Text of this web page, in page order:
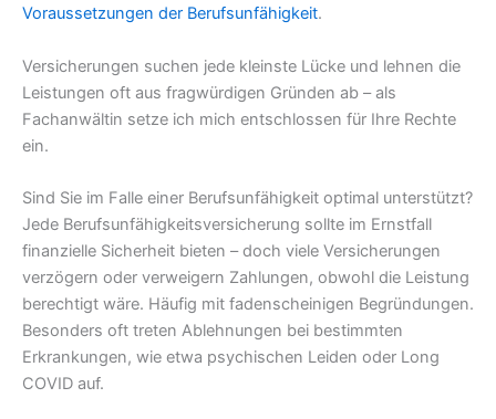
Voraussetzungen der Berufsunfähigkeit.
Versicherungen suchen jede kleinste Lücke und lehnen die
Leistungen oft aus fragwürdigen Gründen ab – als
Fachanwältin setze ich mich entschlossen für Ihre Rechte
ein.
Sind Sie im Falle einer Berufsunfähigkeit optimal unterstützt?
Jede Berufsunfähigkeitsversicherung sollte im Ernstfall
finanzielle Sicherheit bieten – doch viele Versicherungen
verzögern oder verweigern Zahlungen, obwohl die Leistung
berechtigt wäre. Häufig mit fadenscheinigen Begründungen.
Besonders oft treten Ablehnungen bei bestimmten
Erkrankungen, wie etwa psychischen Leiden oder Long
COVID auf.